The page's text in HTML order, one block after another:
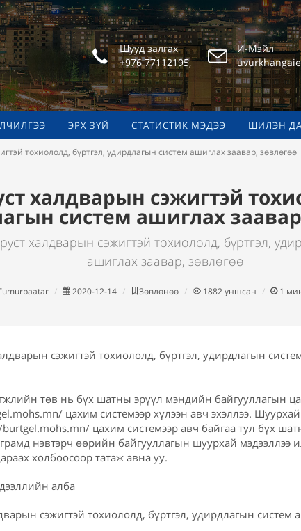
Шууд залгах
+976 77112195,
И-Мэйл
ЭРХ ЗҮЙ СТАТИСТИК МЭДЭЭ ШИЛЭН
тохиололд, бүртгэл, удирдлагын систем ашиглах заавар, зөвлөгөө
халдварын сэжигтэй
систем ашиглах
халдварын сэжигтэй тохиололд, бүртгэл,
ашиглах заавар, зөвлөгөө
2020-12-14 Зөвлөнөө 1882уншсан 1
төв нь бүх шатны эрүүл мэндийн байгууллагын
цахим системээр хүлээн авч эхэллээ.
цахим системээр авч байгаа тул бүх
нэвтэрч өөрийн байгууллагын шуурхай мэдээллээ
холбоосоор татаж авна уу.
алба
сэжигтэй тохиололд, бүртгэл, удирдлагын систем